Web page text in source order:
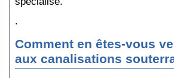
.
Comment en êtes-vous
aux canalisations